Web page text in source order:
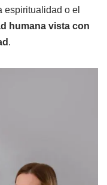
espiritualidad o el
humana vista con
.